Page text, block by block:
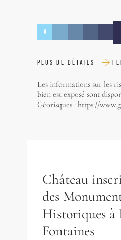
A
PLUS DE DÉTAILS
Les informations sur les
bien est exposé sont
Géorisques : https://
Château
des
Historiques à
Fontaines